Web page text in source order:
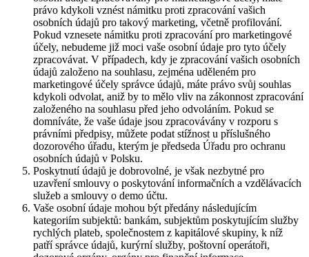
právo kdykoli vznést námitku proti zpracování vašich
osobních údajů pro takový marketing, včetně profilování.
Pokud vznesete námitku proti zpracování pro marketingové
účely, nebudeme již moci vaše osobní údaje pro tyto účely
zpracovávat. V případech, kdy je zpracování vašich osobních
údajů založeno na souhlasu, zejména uděleném pro
marketingové účely správce údajů, máte právo svůj souhlas
kdykoli odvolat, aniž by to mělo vliv na zákonnost zpracování
založeného na souhlasu před jeho odvoláním. Pokud se
domníváte, že vaše údaje jsou zpracovávány v rozporu s
právními předpisy, můžete podat stížnost u příslušného
dozorového úřadu, kterým je předseda Úřadu pro ochranu
osobních údajů v Polsku.
Poskytnutí údajů je dobrovolné, je však nezbytné pro
uzavření smlouvy o poskytování informačních a vzdělávacích
služeb a smlouvy o demo účtu.
Vaše osobní údaje mohou být předány následujícím
kategoriím subjektů: bankám, subjektům poskytujícím služby
rychlých plateb, společnostem z kapitálové skupiny, k níž
patří správce údajů, kurýrní služby, poštovní operátoři,